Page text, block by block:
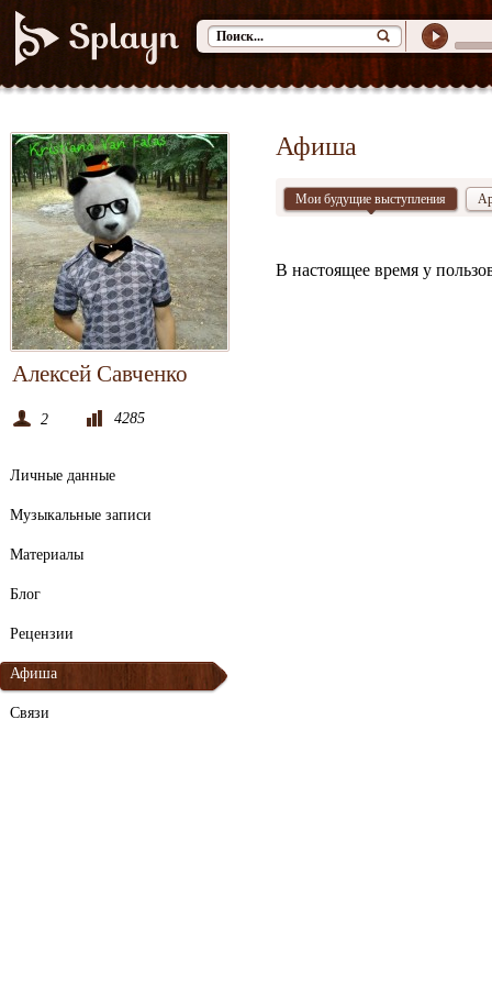
Алексей Савченко
2 4285
Личные данные
Музыкальные записи
Материалы
Блог
Рецензии
Афиша
Связи
Афиша
Мои будущие выступления
В настоящее время у